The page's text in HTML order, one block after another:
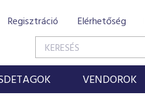
Regisztráció Elérhetőség
VENDOROK